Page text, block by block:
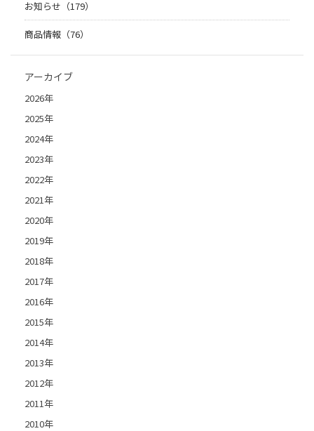
お知らせ（179）
商品情報（76）
アーカイブ
2026年
2025年
2024年
2023年
2022年
2021年
2020年
2019年
2018年
2017年
2016年
2015年
2014年
2013年
2012年
2011年
2010年